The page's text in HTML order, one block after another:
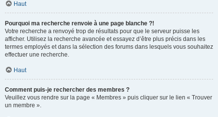
Haut
Pourquoi ma recherche renvoie à une page blanche ?!
Votre recherche a renvoyé trop de résultats pour que le serveur puisse les
afficher. Utilisez la recherche avancée et essayez d’être plus précis dans les
termes employés et dans la sélection des forums dans lesquels vous souhaitez
effectuer une recherche.
Haut
Comment puis-je rechercher des membres ?
Veuillez vous rendre sur la page « Membres » puis cliquer sur le lien « Trouver
un membre ».